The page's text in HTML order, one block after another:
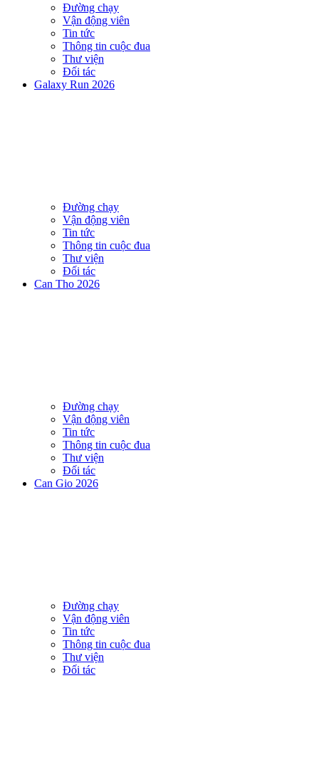
Đường chạy
Vận động viên
Tin tức
Thông tin cuộc đua
Thư viện
Đối tác
Galaxy Run 2026
Đường chạy
Vận động viên
Tin tức
Thông tin cuộc đua
Thư viện
Đối tác
Can Tho 2026
Đường chạy
Vận động viên
Tin tức
Thông tin cuộc đua
Thư viện
Đối tác
Can Gio 2026
Đường chạy
Vận động viên
Tin tức
Thông tin cuộc đua
Thư viện
Đối tác